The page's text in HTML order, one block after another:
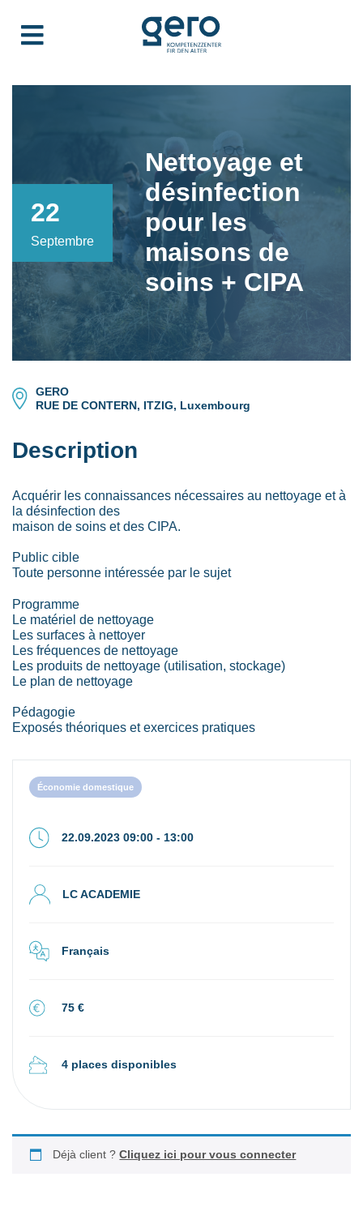
22
Septembre
Nettoyage et
désinfection
pour les
maisons de
soins + CIPA
GERO
RUE DE CONTERN, ITZIG, Luxembourg
Description
Acquérir les connaissances nécessaires au nettoyage et à
la désinfection des
maison de soins et des CIPA.
Public cible
Toute personne intéressée par le sujet
Programme
Le matériel de nettoyage
Les surfaces à nettoyer
Les fréquences de nettoyage
Les produits de nettoyage (utilisation, stockage)
Le plan de nettoyage
Pédagogie
Exposés théoriques et exercices pratiques
Économie domestique
22.09.2023 09:00 - 13:00
LC ACADEMIE
Français
75 €
4 places disponibles
Déjà client ?Cliquez ici pour vous connecter